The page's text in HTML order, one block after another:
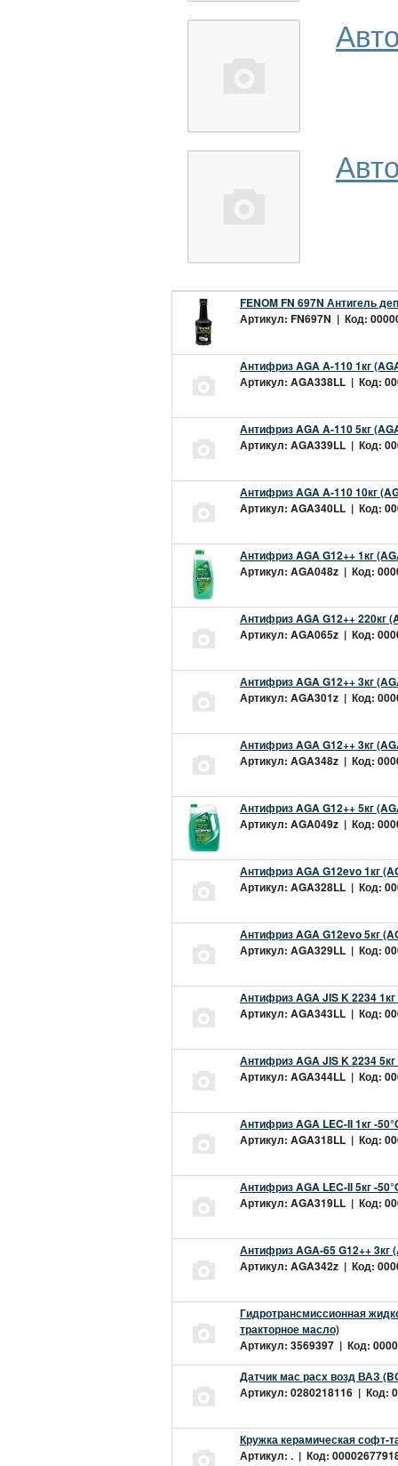
FENOM FN 697N Антигель
Артикул: FN697N | Код:
Антифриз AGA A-110 1кг
Артикул: AGA338LL | Код:
Антифриз AGA A-110 5кг
Артикул: AGA339LL | Код:
Антифриз AGA A-110 10кг
Артикул: AGA340LL | Код:
Антифриз AGA G12++ 1кг
Артикул: AGA048z | Код:
Антифриз AGA G12++ 220кг
Артикул: AGA065z | Код:
Антифриз AGA G12++ 3кг
Артикул: AGA301z | Код:
Антифриз AGA G12++ 3кг
Артикул: AGA348z | Код:
Антифриз AGA G12++ 5кг
Артикул: AGA049z | Код:
Антифриз AGA G12evo 1кг
Артикул: AGA328LL | Код:
Антифриз AGA G12evo 5кг
Артикул: AGA329LL | Код:
Антифриз AGA JIS K 2234
Артикул: AGA343LL | Код:
Антифриз AGA JIS K 2234
Артикул: AGA344LL | Код:
Антифриз AGA LEC-II 1кг -
Артикул: AGA318LL | Код:
Антифриз AGA LEC-II 5кг -
Артикул: AGA319LL | Код:
Антифриз AGA-65 G12++ 3кг
Артикул: AGA342z | Код:
Гидротрансмиссионная
тракторное масло)
Артикул: 3569397 | Код:
Датчик мас расх возд ВАЗ
Артикул: 0280218116 | Код:
Кружка керамическая софт-
Артикул: . | Код: